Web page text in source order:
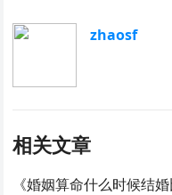
zhaosf
相关文章
《婚姻算命什么时候结婚